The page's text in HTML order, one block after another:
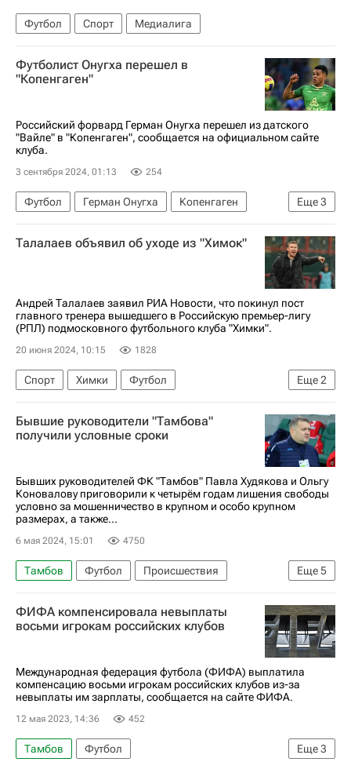
Футбол Спорт Медиалига
Футболист Онугха перешел в
"Копенгаген"
Российский форвард Герман Онугха перешел из датского
"Вайле" в "Копенгаген", сообщается на официальном сайте
клуба.
3 сентября 2024, 01:13 254
Еще3
Футбол Герман Онугха
Копенгаген
Вайле
Зенит Спорт
Талалаев объявил об уходе из "Химок"
Андрей Талалаев заявил РИА Новости, что покинул пост
главного тренера вышедшего в Российскую премьер-лигу
(РПЛ) подмосковного футбольного клуба "Химки".
20 июня 2024, 10:15 1828
Еще2
Спорт Химки
Футбол
Андрей Талалаев
Трансферы
Бывшие руководители "Тамбова"
получили условные сроки
Бывших руководителей ФК "Тамбов" Павла Худякова и Ольгу
Коновалову приговорили к четырём годам лишения свободы
условно за мошенничество в крупном и особо крупном
размерах, а также...
6 мая 2024, 15:01 4750
Еще5
Тамбов Футбол
Происшествия
Тамбовская область
Павел Худяков
Ольга Коновалова
Россия Тамбов
ФИФА компенсировала невыплаты
восьми игрокам российских клубов
Международная федерация футбола (ФИФА) выплатила
компенсацию восьми игрокам российских клубов из-за
невыплаты им зарплаты, сообщается на сайте ФИФА.
12 мая 2023, 14:36 452
Еще3
Тамбов
Футбол